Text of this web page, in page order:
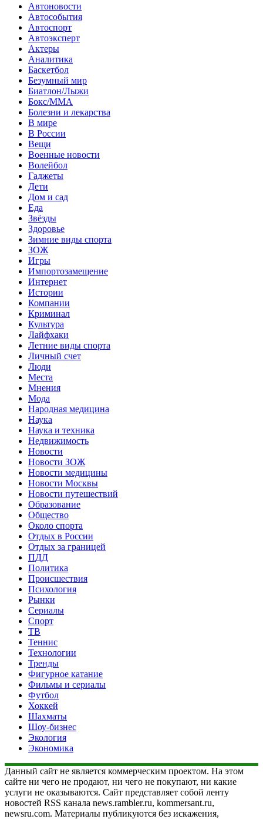
Автоновости
Автособытия
Автоспорт
Автоэксперт
Актеры
Аналитика
Баскетбол
Безумный мир
Биатлон/Лыжи
Бокс/MMA
Болезни и лекарства
В мире
В России
Вещи
Военные новости
Волейбол
Гаджеты
Дети
Дом и сад
Еда
Звёзды
Здоровье
Зимние виды спорта
ЗОЖ
Игры
Импортозамещение
Интернет
Истории
Компании
Криминал
Культура
Лайфхаки
Летние виды спорта
Личный счет
Люди
Места
Мнения
Мода
Народная медицина
Наука
Наука и техника
Недвижимость
Новости
Новости ЗОЖ
Новости медицины
Новости Москвы
Новости путешествий
Образование
Общество
Около спорта
Отдых в России
Отдых за границей
ПДД
Политика
Происшествия
Психология
Рынки
Сериалы
Спорт
ТВ
Теннис
Технологии
Тренды
Фигурное катание
Фильмы и сериалы
Футбол
Хоккей
Шахматы
Шоу-бизнес
Экология
Экономика
Данный сайт не является коммерческим проектом. На этом
сайте ни чего не продают, ни чего не покупают, ни какие
услуги не оказываются. Сайт представляет собой ленту
новостей RSS канала news.rambler.ru, kommersant.ru,
newsru.com. Материалы публикуются без искажения,